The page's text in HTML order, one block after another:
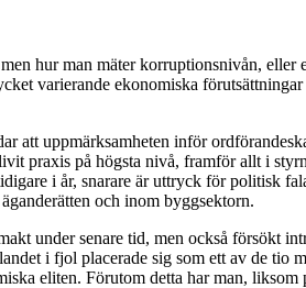
hur man mäter korruptionsnivån,
varierande ekonomiska
att uppmärksamheten inför
praxis på högsta nivå, framför allt i
i år, snarare är uttryck för politisk
och inom byggsektorn.
under senare tid, men också försökt
i fjol placerade sig som ett av de
eliten. Förutom detta har man,